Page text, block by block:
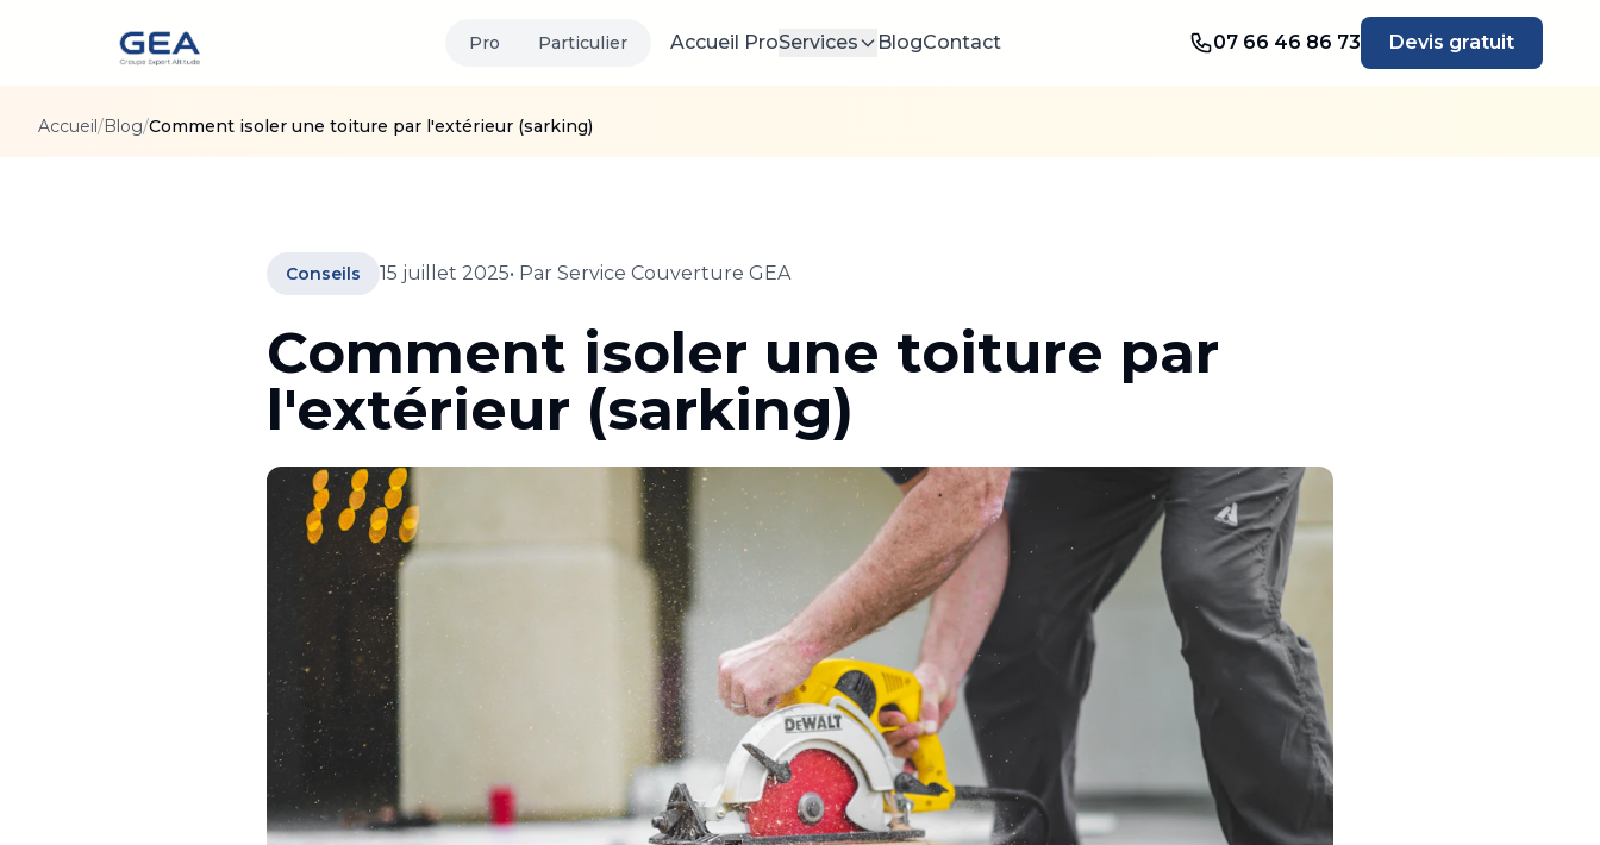
Pro Particulier Accueil ProServices BlogContact 07 66 46 86 73 Devis gratuit
Accueil/Blog/Comment isoler une toiture par l'extérieur (sarking)
Conseils 15 juillet 2025• Par Service Couverture GEA
Comment isoler une toiture par
l'extérieur (sarking)